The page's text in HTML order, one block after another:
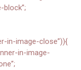
block”;
in-image-close”)){
in-image-